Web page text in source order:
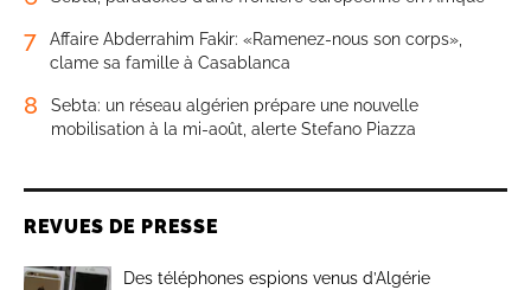
7
Affaire Abderrahim Fakir: «Ramenez-nous son corps»,
clame sa famille à Casablanca
8
Sebta: un réseau algérien prépare une nouvelle
mobilisation à la mi-août, alerte Stefano Piazza
REVUES DE PRESSE
Des téléphones espions venus d’Algérie